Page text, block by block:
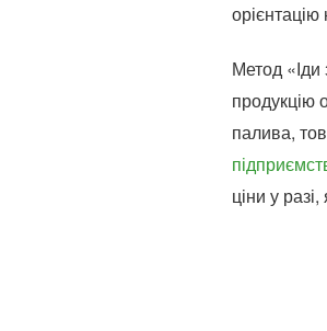
Метод
продукцію
палива,
ціни у